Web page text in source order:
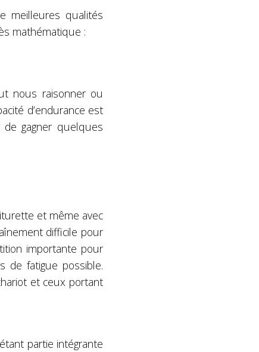
meilleures qualités
mathématique :
nous raisonner ou
d’endurance est
gagner quelques
et même avec
difficile pour
importante pour
de fatigue possible.
et ceux portant
partie intégrante